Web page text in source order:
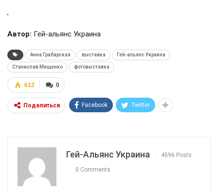
Автор: Гей-альянс Украина
Анна Грабарская выставка Гей-альянс Украина
Станислав Мищенко фотовыставка
0
612
Поделиться Facebook Twitter
Гей-Альянс Украина 4596 Posts
0 Comments